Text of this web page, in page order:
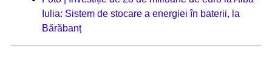
Iulia: Sistem de stocare a energiei în baterii, la
Bărăbanț